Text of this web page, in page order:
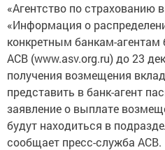
«Агентство по страхованию
«Информация о
конкретным банкам-
АСВ (www.asv.org.ru) до 23
получения возмещения
представить в банк-агент
заявление о выплате
будут находиться в
сообщает пресс-служба АСВ.